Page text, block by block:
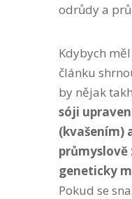
odrůdy a
Kdybych
článku
by nějak
sóji
(kvašením)
průmyslově
geneticky
Pokud se